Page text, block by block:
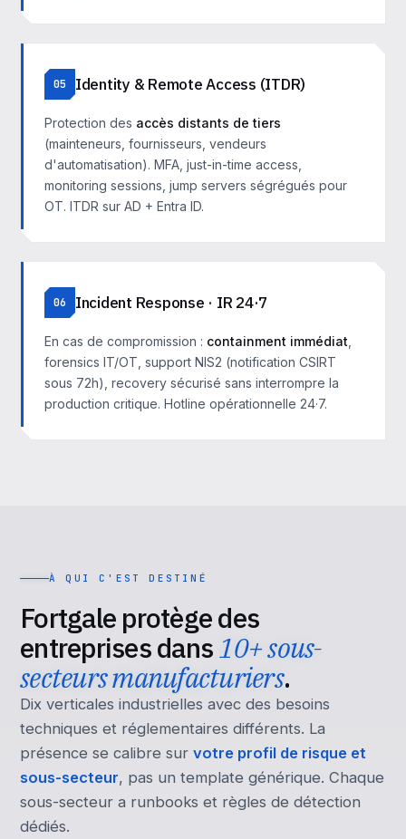
05 Identity & Remote Access (ITDR)
Protection des accès distants de tiers
(mainteneurs, fournisseurs, vendeurs
d'automatisation). MFA, just-in-time access,
monitoring sessions, jump servers ségrégués pour
OT. ITDR sur AD + Entra ID.
06 Incident Response · IR 24·7
En cas de compromission : containment immédiat
forensics IT/OT, support NIS2 (notification CSIRT
sous 72h), recovery sécurisé sans interrompre la
production critique. Hotline opérationnelle 24·7.
À QUI C'EST DESTINÉ
Fortgale protège des
entreprises dans10+ sous-
secteurs manufacturiers.
Dix verticales industrielles avec des besoins
techniques et réglementaires différents. La
présence se calibre sur votre profil de risque et
sous-secteur, pas un template générique. Chaque
sous-secteur a runbooks et règles de détection
dédiés.